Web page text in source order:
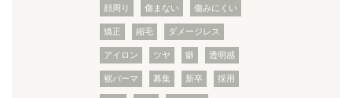
顔周り 傷まない 傷みにくい
矯正 縮毛 ダメージレス
アイロン ツヤ 癖 透明感
裾パーマ 募集 新卒 採用